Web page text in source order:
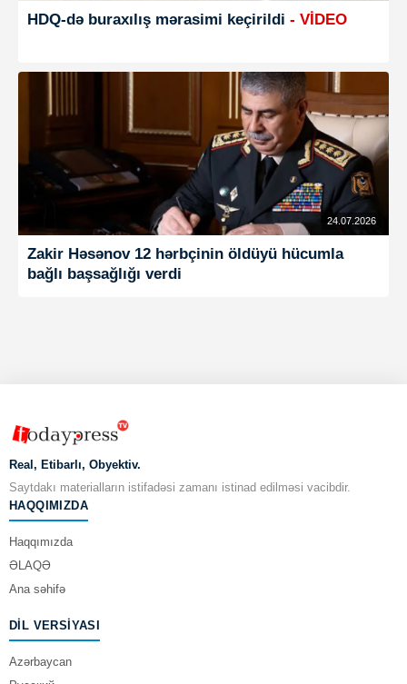
HDQ-də buraxılış mərasimi keçirildi - VİDEO
24.07.2026
Zakir Həsənov 12 hərbçinin öldüyü hücumla
bağlı başsağlığı verdi
Real, Etibarlı, Obyektiv.
Saytdakı materialların istifadəsi zamanı istinad edilməsi vacibdir.
HAQQIMIZDA
Haqqımızda
ƏLAQƏ
Ana səhifə
DIL VERSIYASI
Azərbaycan